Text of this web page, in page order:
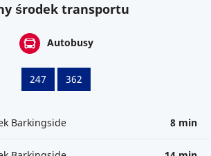
środek transportu
Autobusy
247 362
Barkingside 8 min